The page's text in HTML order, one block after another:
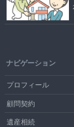
ナビゲーション
プロフィール
顧問契約
遺産相続